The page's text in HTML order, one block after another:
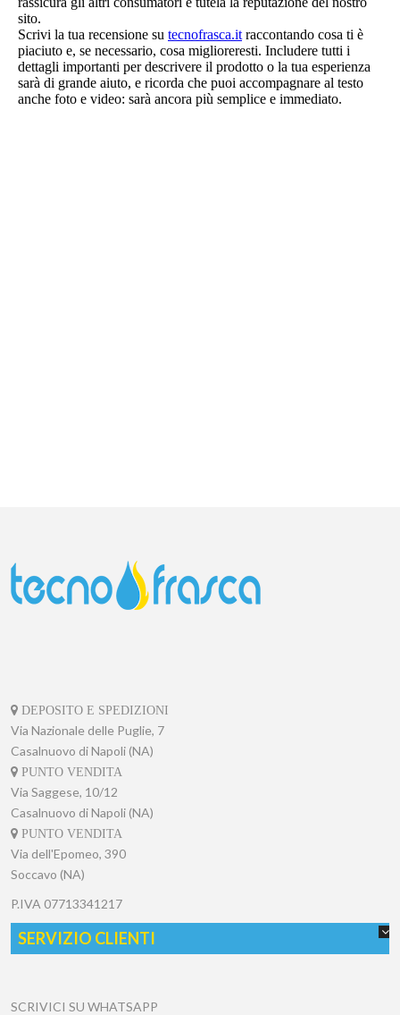
DEPOSITO E SPEDIZIONI
Via Nazionale delle Puglie, 7
Casalnuovo di Napoli (NA)
PUNTO VENDITA
Via Saggese, 10/12
Casalnuovo di Napoli (NA)
PUNTO VENDITA
Via dell'Epomeo, 390
Soccavo (NA)
P.IVA 07713341217
SERVIZIO CLIENTI
SCRIVICI SU WHATSAPP